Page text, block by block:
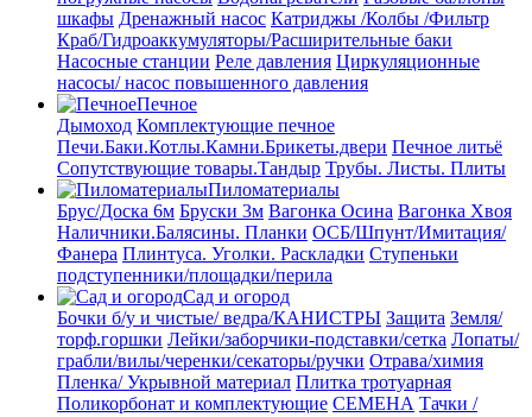
шкафы Дренажный насос Катриджы /Колбы /Фильтр
Краб/Гидроаккумуляторы/Расширительные баки
Насосные станции Реле давления Циркуляционные
насосы/ насос повышенного давления
Печное
Дымоход Комплектующие печное
Печи.Баки.Котлы.Камни.Брикеты.двери Печное литьё
Сопутствующие товары.Тандыр Трубы. Листы. Плиты
Пиломатериалы
Брус/Доска 6м Бруски 3м Вагонка Осина Вагонка Хвоя
Наличники.Балясины. Планки ОСБ/Шпунт/Имитация/
Фанера Плинтуса. Уголки. Раскладки Ступеньки
подступенники/площадки/перила
Сад и огород
Бочки б/у и чистые/ ведра/КАНИСТРЫ Защита Земля/
торф.горшки Лейки/заборчики-подставки/сетка Лопаты/
грабли/вилы/черенки/секаторы/ручки Отрава/химия
Пленка/ Укрывной материал Плитка тротуарная
Поликорбонат и комплектующие СЕМЕНА Тачки /